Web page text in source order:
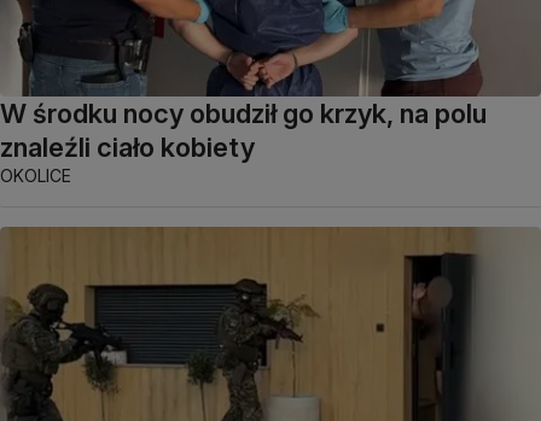
W środku nocy obudził go krzyk, na polu
znaleźli ciało kobiety
OKOLICE